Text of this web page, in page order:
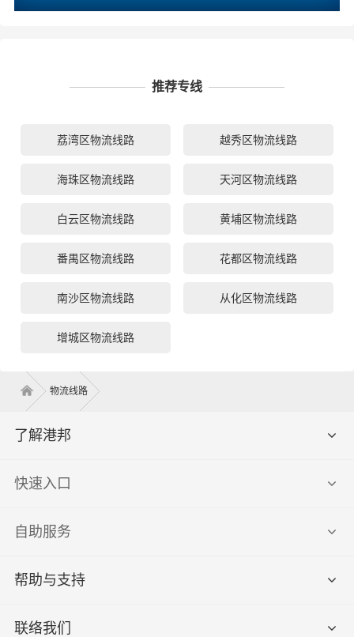
推荐专线
荔湾区物流线路 越秀区物流线路
海珠区物流线路 天河区物流线路
白云区物流线路 黄埔区物流线路
番禺区物流线路 花都区物流线路
南沙区物流线路 从化区物流线路
增城区物流线路
物流线路
了解港邦
快速入口
自助服务
帮助与支持
联络我们